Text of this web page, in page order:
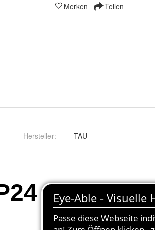
Merken Teilen
Hersteller: TAU